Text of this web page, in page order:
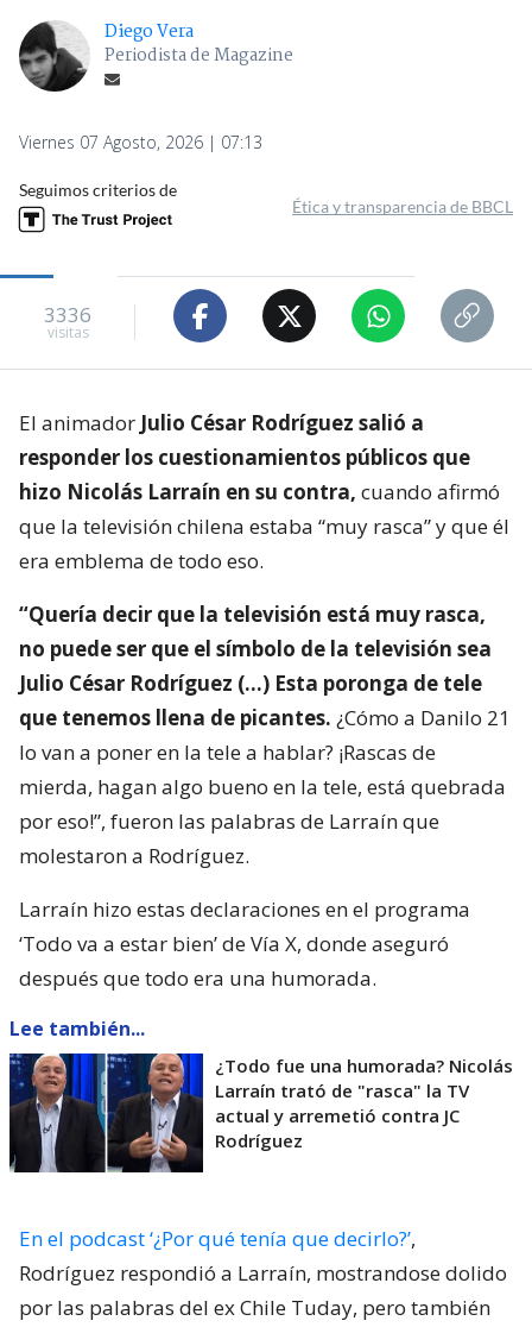
Diego Vera
Periodista de Magazine
Viernes 07 Agosto, 2026 | 07:13
Seguimos criterios de
Ética y transparencia de BBCL
3336
visitas
El animador Julio César Rodríguez salió a
responder los cuestionamientos públicos que
hizo Nicolás Larraín en su contra, cuando afirmó
que la televisión chilena estaba “muy rasca” y que él
era emblema de todo eso.
“Quería decir que la televisión está muy rasca,
no puede ser que el símbolo de la televisión sea
Julio César Rodríguez (…) Esta poronga de tele
que tenemos llena de picantes. ¿Cómo a Danilo 21
lo van a poner en la tele a hablar? ¡Rascas de
mierda, hagan algo bueno en la tele, está quebrada
por eso!”, fueron las palabras de Larraín que
molestaron a Rodríguez.
Larraín hizo estas declaraciones en el programa
‘Todo va a estar bien’ de Vía X, donde aseguró
después que todo era una humorada.
Lee también...
¿Todo fue una humorada? Nicolás
Larraín trató de "rasca" la TV
actual y arremetió contra JC
Rodríguez
En el podcast ‘¿Por qué tenía que decirlo?’,
Rodríguez respondió a Larraín, mostrandose dolido
por las palabras del ex Chile Tuday, pero también